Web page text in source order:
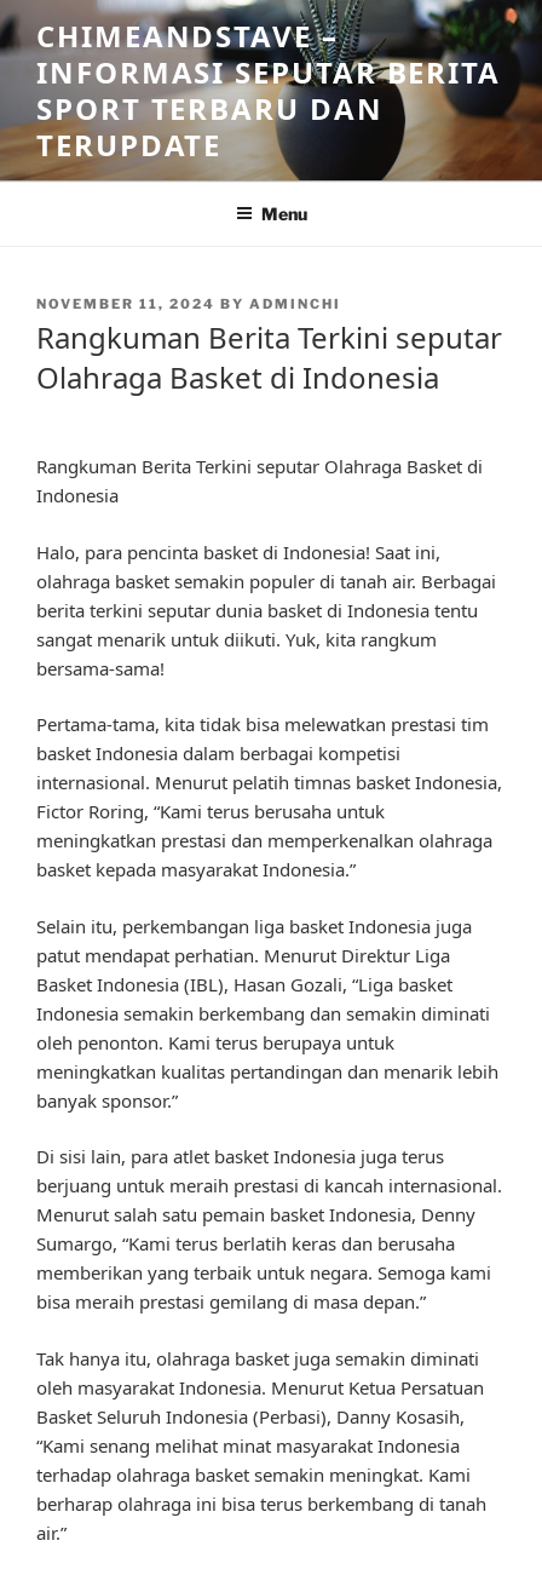
Skip
to
content
CHIMEANDSTAVE –
INFORMASI SEPUTAR BERITA
SPORT TERBARU DAN
TERUPDATE
Menu
POSTED
NOVEMBER 11, 2024 BY ADMINCHI
Rangkuman Berita Terkini seputar
Olahraga Basket di Indonesia
Rangkuman Berita Terkini seputar Olahraga Basket di
Indonesia
Halo, para pencinta basket di Indonesia! Saat ini,
olahraga basket semakin populer di tanah air. Berbagai
berita terkini seputar dunia basket di Indonesia tentu
sangat menarik untuk diikuti. Yuk, kita rangkum
bersama-sama!
Pertama-tama, kita tidak bisa melewatkan prestasi tim
basket Indonesia dalam berbagai kompetisi
internasional. Menurut pelatih timnas basket Indonesia,
Fictor Roring, “Kami terus berusaha untuk
meningkatkan prestasi dan memperkenalkan olahraga
basket kepada masyarakat Indonesia.”
Selain itu, perkembangan liga basket Indonesia juga
patut mendapat perhatian. Menurut Direktur Liga
Basket Indonesia (IBL), Hasan Gozali, “Liga basket
Indonesia semakin berkembang dan semakin diminati
oleh penonton. Kami terus berupaya untuk
meningkatkan kualitas pertandingan dan menarik lebih
banyak sponsor.”
Di sisi lain, para atlet basket Indonesia juga terus
berjuang untuk meraih prestasi di kancah internasional.
Menurut salah satu pemain basket Indonesia, Denny
Sumargo, “Kami terus berlatih keras dan berusaha
memberikan yang terbaik untuk negara. Semoga kami
bisa meraih prestasi gemilang di masa depan.”
Tak hanya itu, olahraga basket juga semakin diminati
oleh masyarakat Indonesia. Menurut Ketua Persatuan
Basket Seluruh Indonesia (Perbasi), Danny Kosasih,
“Kami senang melihat minat masyarakat Indonesia
terhadap olahraga basket semakin meningkat. Kami
berharap olahraga ini bisa terus berkembang di tanah
air.”